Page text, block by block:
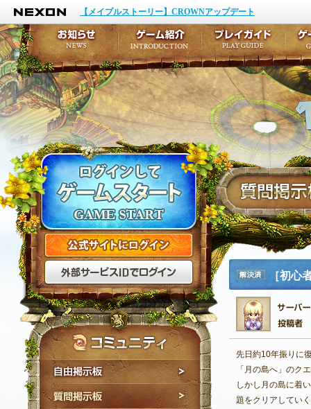
NEXON
【メイプルストーリー】CROWNアップデート
公式サイトにログイン
自由掲示板
質問掲示板
解決済
み
［初心
先日約10年振りに
「月の島へ」のク
しかし月の島に着
題をクリアしてい
お知らせ
イベント
アップデート
メンテナンス
ゲーム紹介
キャラクター作成
テイルズ初級者講座
ここだけは知ってお